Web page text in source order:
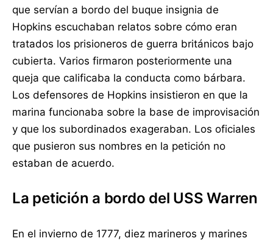
que servían a bordo del buque insignia de
Hopkins escuchaban relatos sobre cómo eran
tratados los prisioneros de guerra británicos bajo
cubierta. Varios firmaron posteriormente una
queja que calificaba la conducta como bárbara.
Los defensores de Hopkins insistieron en que la
marina funcionaba sobre la base de improvisación
y que los subordinados exageraban. Los oficiales
que pusieron sus nombres en la petición no
estaban de acuerdo.
La petición a bordo del USS Warren
En el invierno de 1777, diez marineros y marines